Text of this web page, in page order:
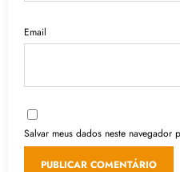
Email
Salvar meus dados neste navegador